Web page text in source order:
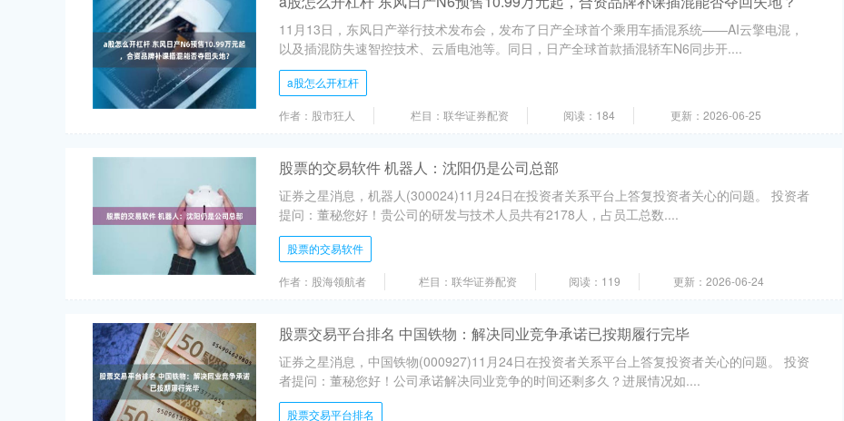
11月13日，东风日产举行技术发布会，发布了日产全球首个乘用车插混系统——AI云擎电混，
以及插混防失速智控技术、云盾电池等。同日，日产全球首款插混轿车N6同步开....
a股怎么开杠杆
作者：股市狂人 栏目：联华证券配资 阅读：184 更新：2026-06-25
股票的交易软件 机器人：沈阳仍是公司总部
证券之星消息，机器人(300024)11月24日在投资者关系平台上答复投资者关心的问题。 投资者
提问：董秘您好！贵公司的研发与技术人员共有2178人，占员工总数....
股票的交易软件
作者：股海领航者 栏目：联华证券配资 阅读：119 更新：2026-06-24
股票交易平台排名 中国铁物：解决同业竞争承诺已按期履行完毕
证券之星消息，中国铁物(000927)11月24日在投资者关系平台上答复投资者关心的问题。 投资
者提问：董秘您好！公司承诺解决同业竞争的时间还剩多久？进展情况如....
股票交易平台排名